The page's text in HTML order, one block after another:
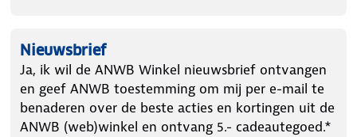
Nieuwsbrief
Ja, ik wil de ANWB Winkel nieuwsbrief ontvangen
en geef ANWB toestemming om mij per e-mail te
benaderen over de beste acties en kortingen uit de
ANWB (web)winkel en ontvang 5.- cadeautegoed.*